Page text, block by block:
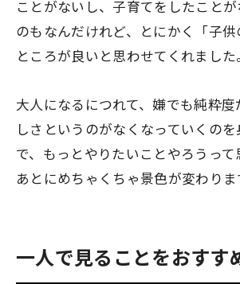
ことがないし、子育てをしたこと
のもなんだけれど、とにかく「子
ところが良いと思わせてくれました。
大人になるにつれて、嫌でも純粋
しさというのがなくなっていくの
で、もっとやりたいことやろうって
あとにめちゃくちゃ景色が変わりま
一人で見ることをおすす